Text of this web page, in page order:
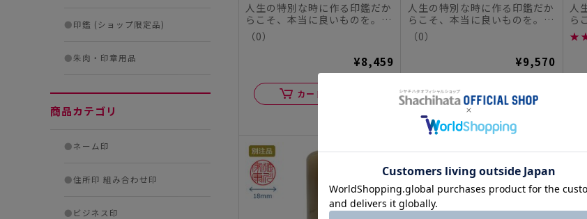
●印鑑 (ショップ限定品)
●朱肉・印章用品
商品カテゴリ
●ネーム印
●住所印 組み合わせ印
● ビジネス印
人生の特別な時に作る印鑑だか
らこそ、本当に良いものを。
この度、シヤチハタオフィシャ
ル...
（0）
¥8,459
カートに入れる
人生の特別な時に作る印鑑だか
らこそ、本当に良いものを。
この度、シヤチハタオフィシャ
ル...
（0）
¥9,570
カートに入れる
人
ら
こ
ル
★